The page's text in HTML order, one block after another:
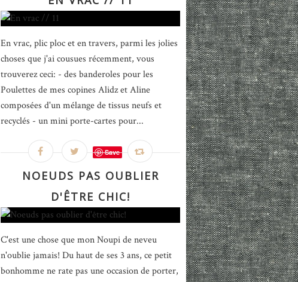
En vrac, plic ploc et en travers, parmi les jolies
choses que j'ai cousues récemment, vous
trouverez ceci: - des banderoles pour les
Poulettes de mes copines Alidz et Aline
composées d'un mélange de tissus neufs et
recyclés - un mini porte-cartes pour...
Save
NOEUDS PAS OUBLIER
D'ÊTRE CHIC!
C'est une chose que mon Noupi de neveu
n'oublie jamais! Du haut de ses 3 ans, ce petit
bonhomme ne rate pas une occasion de porter,